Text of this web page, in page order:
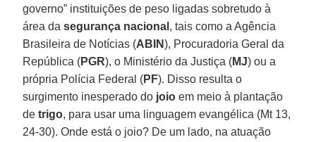
governo” instituições de peso ligadas sobretudo à
área dasegurança nacional , tais como a Agência
Brasileira de Notícias (ABIN), Procuradoria Geral da
República (PGR), o Ministério da Justiça (MJ) ou a
própria Polícia Federal (PF). Disso resulta o
surgimento inesperado do joio em meio à plantação
detrigo, para usar uma linguagem evangélica (Mt 13,
24-30). Onde está o joio? De um lado, na atuação